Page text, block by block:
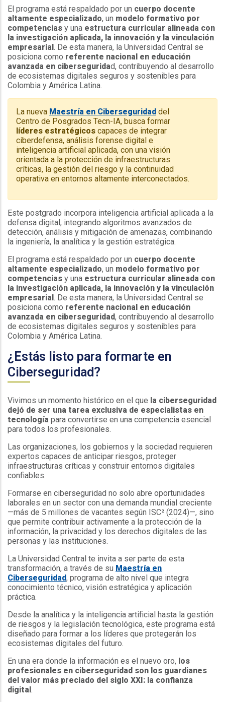
El programa está respaldado por un cuerpo docente
altamente especializado, un modelo formativo por
competencias y una estructura curricular alineada con
la investigación aplicada, la innovación y la vinculación
empresarial. De esta manera, la Universidad Central se
posiciona como referente nacional en educación
avanzada en ciberseguridad, contribuyendo al desarrollo
de ecosistemas digitales seguros y sostenibles para
Colombia y América Latina.
La nueva Maestría en Ciberseguridad del
Centro de Posgrados Tecn-IA, busca formar
líderes estratégicos capaces de integrar
ciberdefensa, análisis forense digital e
inteligencia artificial aplicada, con una visión
orientada a la protección de infraestructuras
críticas, la gestión del riesgo y la continuidad
operativa en entornos altamente interconectados.
Este postgrado incorpora inteligencia artificial aplicada a la
defensa digital, integrando algoritmos avanzados de
detección, análisis y mitigación de amenazas, combinando
la ingeniería, la analítica y la gestión estratégica.
El programa está respaldado por un cuerpo docente
altamente especializado, un modelo formativo por
competencias y una estructura curricular alineada con
la investigación aplicada, la innovación y la vinculación
empresarial. De esta manera, la Universidad Central se
posiciona como referente nacional en educación
avanzada en ciberseguridad, contribuyendo al desarrollo
de ecosistemas digitales seguros y sostenibles para
Colombia y América Latina.
¿Estás listo para formarte en
Ciberseguridad?
Vivimos un momento histórico en el que la ciberseguridad
dejó de ser una tarea exclusiva de especialistas en
tecnología para convertirse en una competencia esencial
para todos los profesionales.
Las organizaciones, los gobiernos y la sociedad requieren
expertos capaces de anticipar riesgos, proteger
infraestructuras críticas y construir entornos digitales
confiables.
Formarse en ciberseguridad no solo abre oportunidades
laborales en un sector con una demanda mundial creciente
—más de 5 millones de vacantes según ISC² (2024)—, sino
que permite contribuir activamente a la protección de la
información, la privacidad y los derechos digitales de las
personas y las instituciones.
La Universidad Central te invita a ser parte de esta
transformación, a través de su Maestría en
Ciberseguridad, programa de alto nivel que integra
conocimiento técnico, visión estratégica y aplicación
práctica.
Desde la analítica y la inteligencia artificial hasta la gestión
de riesgos y la legislación tecnológica, este programa está
diseñado para formar a los líderes que protegerán los
ecosistemas digitales del futuro.
En una era donde la información es el nuevo oro, los
profesionales en ciberseguridad son los guardianes
del valor más preciado del siglo XXI: la confianza
digital.